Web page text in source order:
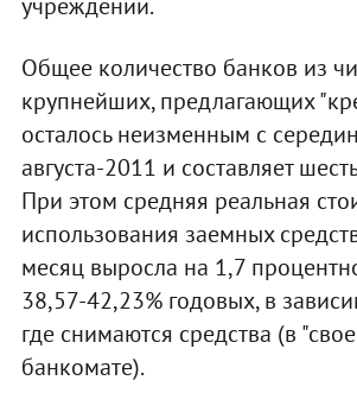
учреждении.
Общее количество банков из
крупнейших, предлагающих
осталось неизменным с
августа-2011 и составляет
При этом средняя реальная
использования заемных
месяц выросла на 1,7
38,57-42,23% годовых, в
где снимаются средства (в
банкомате).